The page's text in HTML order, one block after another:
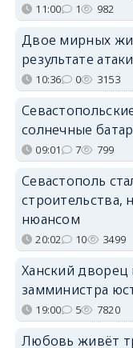
11:00 1 982
Двое мирных
результате
10:36 0 3153
солнечные
09:01 7 799
Севастополь
нюансом
20:02 10 3499
Ханский
замминистра
19:00 5 7820
Любовь живёт